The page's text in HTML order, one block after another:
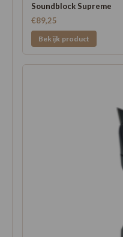
Soundblock Supreme
€89,25
Bekijk product